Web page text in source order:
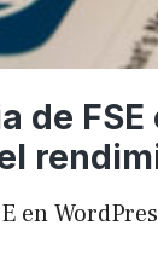
de FSE
en